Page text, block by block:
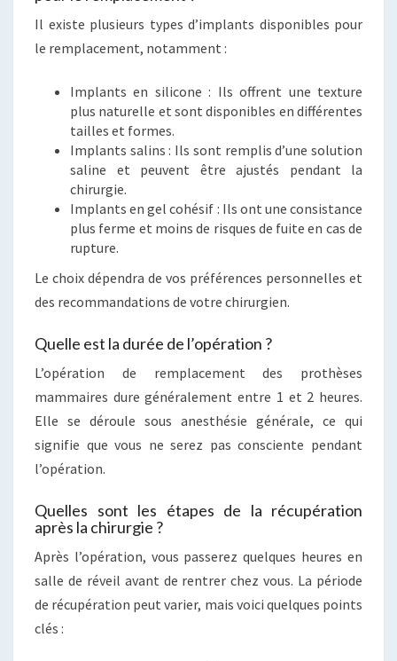
Il existe plusieurs types d’implants disponibles pour
le remplacement, notamment :
Implants en silicone : Ils offrent une texture
plus naturelle et sont disponibles en différentes
tailles et formes.
Implants salins : Ils sont remplis d’une solution
saline et peuvent être ajustés pendant la
chirurgie.
Implants en gel cohésif : Ils ont une consistance
plus ferme et moins de risques de fuite en cas de
rupture.
Le choix dépendra de vos préférences personnelles et
des recommandations de votre chirurgien.
Quelle est la durée de l’opération ?
L’opération de remplacement des prothèses
mammaires dure généralement entre 1 et 2 heures.
Elle se déroule sous anesthésie générale, ce qui
signifie que vous ne serez pas consciente pendant
l’opération.
Quelles sont les étapes de la récupération
après la chirurgie ?
Après l’opération, vous passerez quelques heures en
salle de réveil avant de rentrer chez vous. La période
de récupération peut varier, mais voici quelques points
clés :